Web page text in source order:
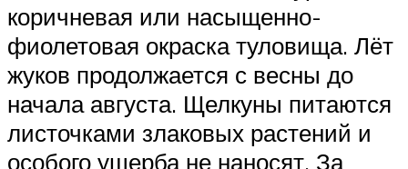
коричневая или насыщенно-
фиолетовая окраска туловища. Лёт
жуков продолжается с весны до
начала августа. Щелкуны питаются
листочками злаковых растений и
особого ущерба не наносят. За